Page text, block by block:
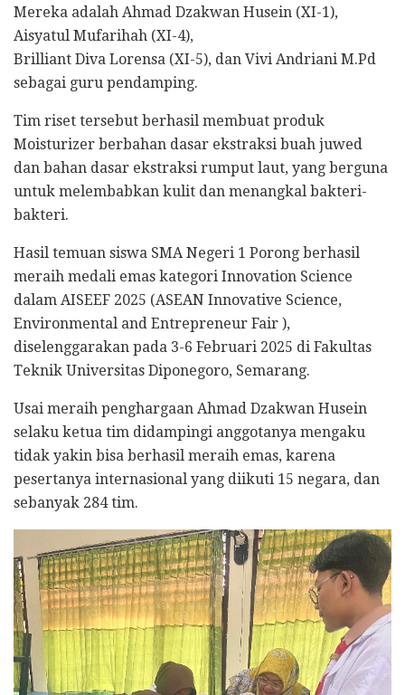
Mereka adalah Ahmad Dzakwan Husein (XI-1),
Aisyatul Mufarihah (XI-4),
Brilliant Diva Lorensa (XI-5), dan Vivi Andriani M.Pd
sebagai guru pendamping.
Tim riset tersebut berhasil membuat produk
Moisturizer berbahan dasar ekstraksi buah juwed
dan bahan dasar ekstraksi rumput laut, yang berguna
untuk melembabkan kulit dan menangkal bakteri-
bakteri.
Hasil temuan siswa SMA Negeri 1 Porong berhasil
meraih medali emas kategori Innovation Science
dalam AISEEF 2025 (ASEAN Innovative Science,
Environmental and Entrepreneur Fair ),
diselenggarakan pada 3-6 Februari 2025 di Fakultas
Teknik Universitas Diponegoro, Semarang.
Usai meraih penghargaan Ahmad Dzakwan Husein
selaku ketua tim didampingi anggotanya mengaku
tidak yakin bisa berhasil meraih emas, karena
pesertanya internasional yang diikuti 15 negara, dan
sebanyak 284 tim.